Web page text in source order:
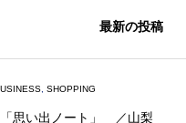
最新の投稿
SHOPPING
「思い出ノート」 ／山梨